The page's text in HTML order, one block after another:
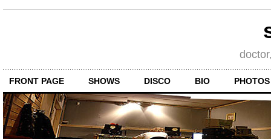
FRONT PAGE SHOWS DISCO BIO PHOTOS